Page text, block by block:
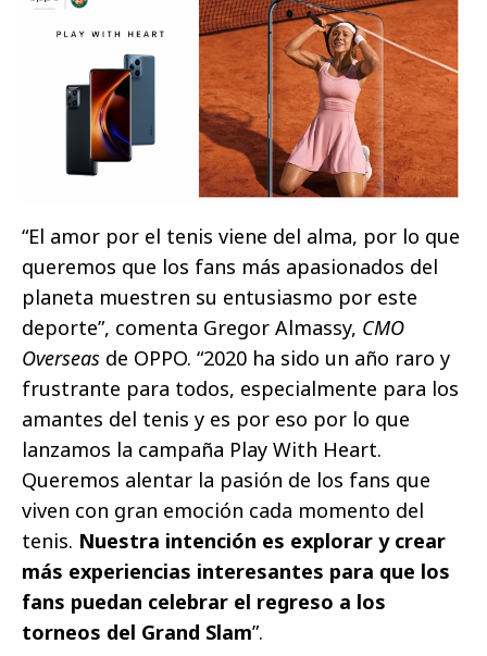
“El amor por el tenis viene del alma, por lo que
queremos que los fans más apasionados del
planeta muestren su entusiasmo por este
deporte”, comenta Gregor Almassy, CMO
Overseas de OPPO. “2020 ha sido un año raro y
frustrante para todos, especialmente para los
amantes del tenis y es por eso por lo que
lanzamos la campaña Play With Heart.
Queremos alentar la pasión de los fans que
viven con gran emoción cada momento del
tenis. Nuestra intención es explorar y crear
más experiencias interesantes para que los
fans puedan celebrar el regreso a los
torneos del Grand Slam”.